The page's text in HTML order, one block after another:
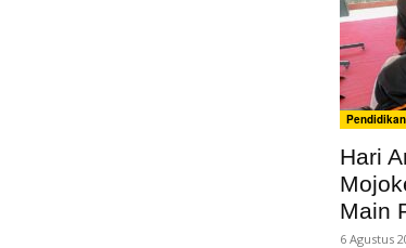
Pendidikan
Hari
Main
6 Agustus